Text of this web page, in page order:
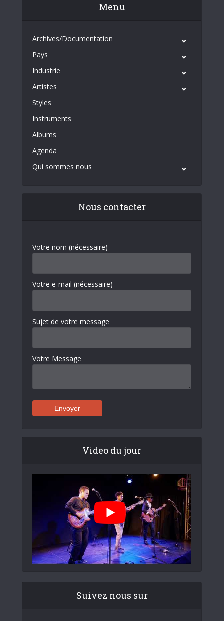
Menu
Archives/Documentation
Pays
Industrie
Artistes
Styles
Instruments
Albums
Agenda
Qui sommes nous
Nous contacter
Votre nom (nécessaire)
Votre e-mail (nécessaire)
Sujet de votre message
Votre Message
Video du jour
Suivez nous sur